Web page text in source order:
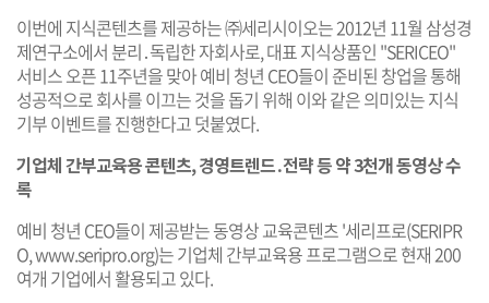
이번에 지식콘텐츠를 제공하는 ㈜세리시이오는 2012년 11월 삼성경
제연구소에서 분리․독립한 자회사로, 대표 지식상품인 "SERICEO"
서비스 오픈 11주년을 맞아 예비 청년 CEO들이 준비된 창업을 통해
성공적으로 회사를 이끄는 것을 돕기 위해 이와 같은 의미있는 지식
기부 이벤트를 진행한다고 덧붙였다.
기업체 간부교육용 콘텐츠, 경영트렌드․전략 등 약 3천개 동영상 수
록
예비 청년 CEO들이 제공받는 동영상 교육콘텐츠 '세리프로(SERIPR
O,www.seripro.org)는 기업체 간부교육용 프로그램으로 현재 200
여개 기업에서 활용되고 있다.